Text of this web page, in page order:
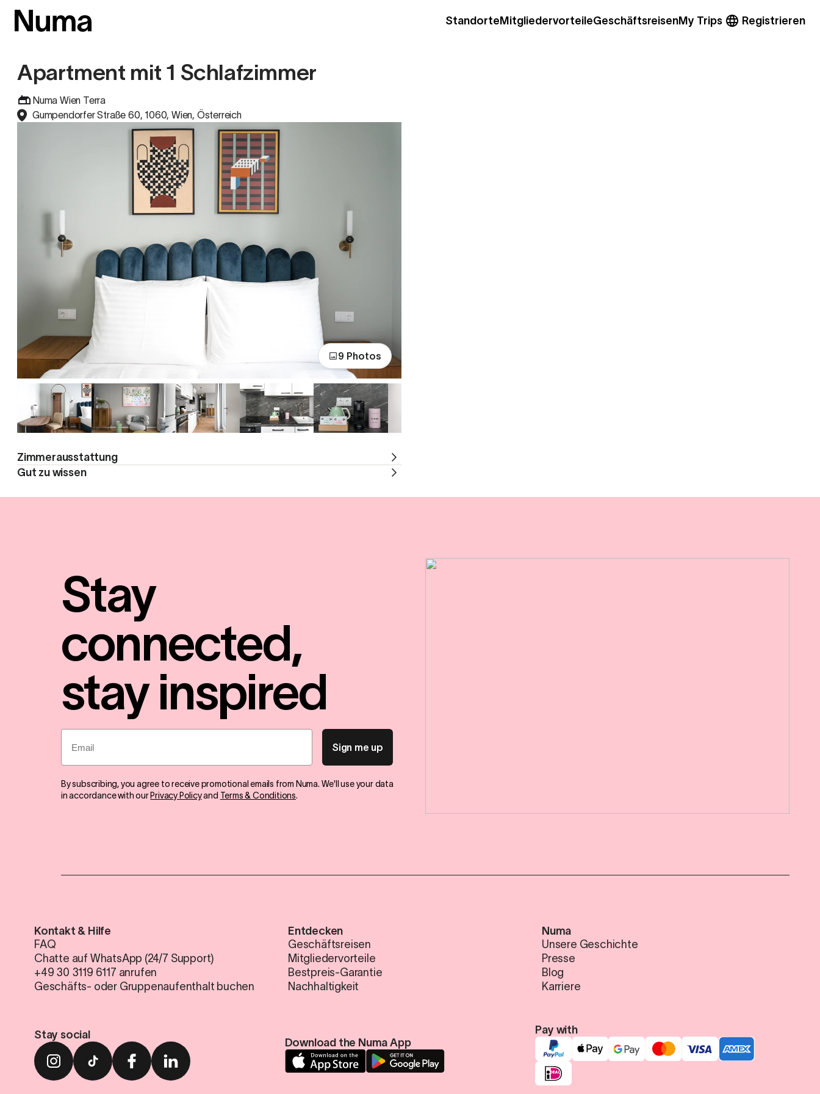
Standorte MitgliedervorteileGeschäftsreisenMy Trips Registrieren
Apartment mit 1 Schlafzimmer
Numa Wien Terra
Gumpendorfer Straße 60, 1060, Wien, Österreich
9 Photos
Zimmerausstattung
Gut zu wissen
Stay
connected,
stay inspired
Email
Sign me up
By subscribing, you agree to receive promotional emails from Numa. We'll use your data
in accordance with our Privacy Policyand Terms & Conditions.
Kontakt & Hilfe
FAQ
Chatte auf WhatsApp (24/7 Support)
+49 30 3119 6117 anrufen
Geschäfts- oder Gruppenaufenthalt buchen
Entdecken
Geschäftsreisen
Mitgliedervorteile
Bestpreis-Garantie
Nachhaltigkeit
Numa
Unsere Geschichte
Presse
Blog
Karriere
Stay social
Download the Numa App
Pay with